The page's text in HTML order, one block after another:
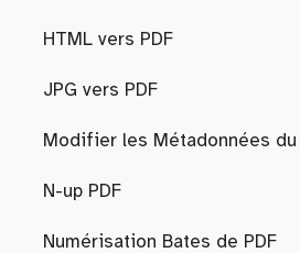
HTML vers PDF
JPG vers PDF
Modifier les Métadonnées du
N-up PDF
Numérisation Bates de PDF